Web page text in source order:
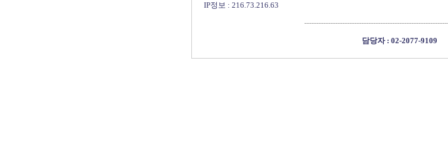
IP정보 : 216.73.216.63
담당자 : 02-2077-9109